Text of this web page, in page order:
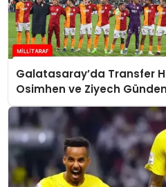
Galatasaray’da Transfer
Osimhen ve Ziyech